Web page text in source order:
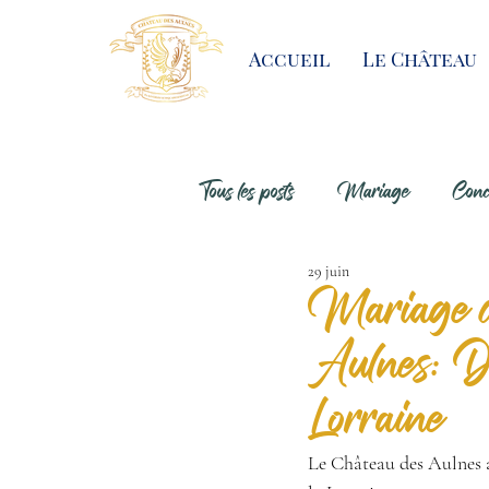
Accueil Le Château
Tous les posts Mariage
Mariage
Aulnes:
Lorraine
29 juin
Le Château des